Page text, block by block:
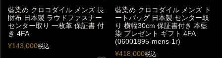
藍染め クロコダイル メンズ 長
財布 日本製 ラウドファスナー
センター取り 一枚革 保証書 付
き 4FA
¥143,000税込
藍染め クロコダイル メンズ ト
ートバッグ 日本製 センター取
り 横幅30cm 保証書付き 本藍
染 プレゼント ギフト 4FA
(06001895-mens-1r)
¥418,000税込